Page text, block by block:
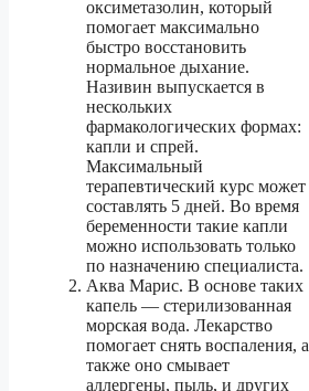
оксиметазолин, который
помогает максимально
быстро восстановить
нормальное дыхание.
Називин выпускается в
нескольких
фармакологических формах:
капли и спрей.
Максимальный
терапевтический курс может
составлять 5 дней. Во время
беременности такие капли
можно использовать только
по назначению специалиста.
Аква Марис. В основе таких
капель — стерилизованная
морская вода. Лекарство
помогает снять воспаления, а
также оно смывает
аллергены, пыль, и других